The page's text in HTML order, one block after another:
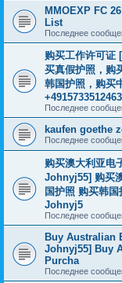
MMOEXP FC
List
Последнее
购买工作许可证
买真假护照，购
韩国护照，购买
Последнее
kaufen goethe
Последнее
购买澳大利亚电
Johnyj55] 购买
国护照 购买韩
Johnyj5
Последнее
Buy Australian
Johnyj55] Buy
Purcha
Последнее